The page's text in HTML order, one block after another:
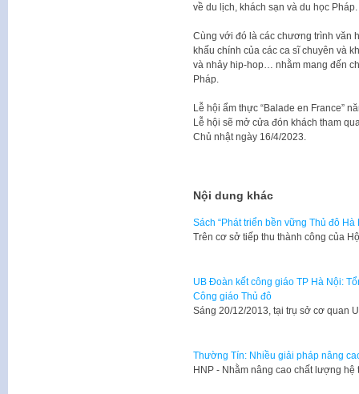
về du lịch, khách sạn và du học Pháp.
Cùng với đó là các chương trình văn
khấu chính của các ca sĩ chuyên và
và nhảy hip-hop… nhằm mang đến
Pháp.
Lễ hội ẩm thực “Balade en France”
Lễ hội sẽ mở cửa đón khách tham
Chủ nhật ngày 16/4/2023.
Nội dung khác
Sách “Phát triển bền vững Thủ đô Hà
​Trên cơ sở tiếp thu thành công của
UB Đoàn kết công giáo TP Hà Nội:
Công giáo Thủ đô
​Sáng 20/12/2013, tại trụ sở cơ quan
Thường Tín: Nhiều giải pháp nâng
HNP - Nhằm nâng cao chất lượng